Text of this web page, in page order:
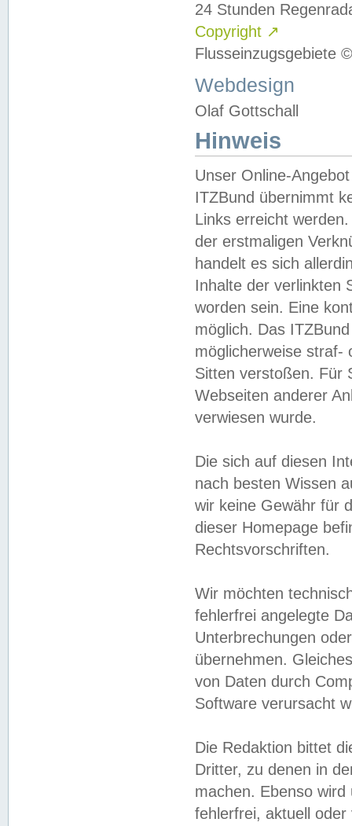
24 Stunden
Copyright ↗
Flusseinzugsgebiete
Webdesign
Olaf Gottschall
Hinweis
Unser Online-
ITZBund übernimmt
Links erreicht
der erstmaligen
handelt es sich
Inhalte der verlinkten
worden sein. Eine
möglich. Das
möglicherweise straf-
Sitten verstoßen. Für
Webseiten anderer
verwiesen wurde.
Die sich auf diesen
nach besten Wissen
wir keine Gewähr für
dieser Homepage
Rechtsvorschriften.
Wir möchten
fehlerfrei angelegte
Unterbrechungen
übernehmen.
von Daten durch
Software verursacht
Die Redaktion bittet
Dritter, zu denen in
machen. Ebenso
fehlerfrei, aktuell oder